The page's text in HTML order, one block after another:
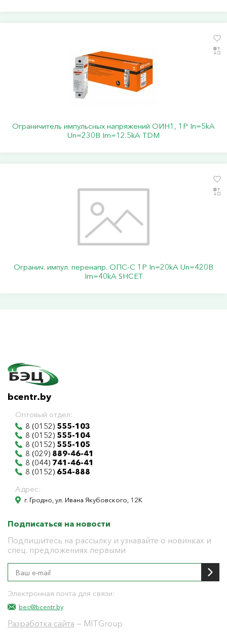
Ограничитель импульсных напряжений ОИН1, 1Р In=5kA
Un=230B Im=12.5kA TDM
Огранич. импул. перенапр. ОПС-C 1Р In=20kA Un=420B
Im=40kA SHCET
bcentr.by
Оптовый отдел:
8 (0152) 555-103
8 (0152) 555-104
8 (0152) 555-105
8 (029) 889-46-41
8 (044) 741-46-41
8 (0152) 654-888
Адрес:
г. Гродно, ул. Ивана Якубовского, 12К
Подписаться на новости
Подпишитесь на рассылку и узнавайте о новинках и
спец. предложениях первыми
Электронная почта для связи:
bec@bcentr.by
Разработка сайта — MITGroup